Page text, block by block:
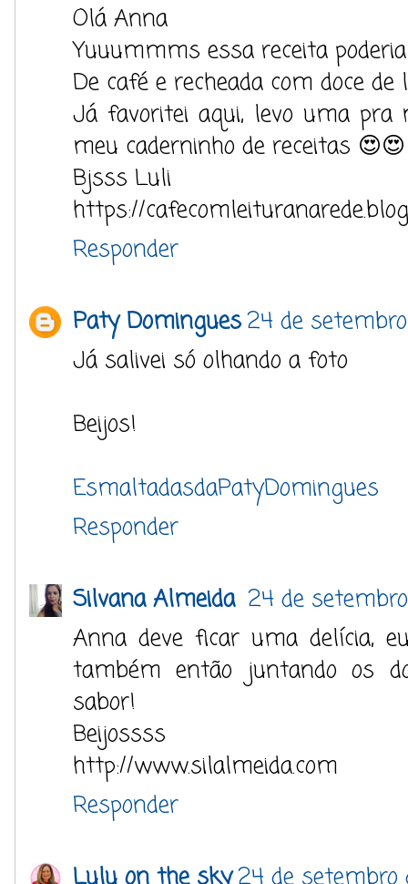
Olá Anna
Yuuummms essa receita
De café e recheada com doce de
Já favoritei aqui, levo uma
meu caderninho de receitas 😍😍
Bjsss Luli
https://
Responder
Paty Domingues24 de
Já salivei só olhando a foto
Beijos!
EsmaltadasdaPatyDomingues
Responder
Silvana Almeida 24 de
Anna deve ficar uma delícia,
também então juntando os
sabor!
Beijossss
http://www.silalmeida.com
Responder